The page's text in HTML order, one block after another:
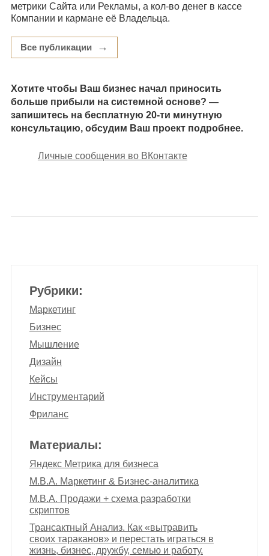
метрики Сайта или Рекламы, а кол-во денег в кассе
Компании и кармане её Владельца.
Все публикации →
Хотите чтобы Ваш бизнес начал приносить
больше прибыли на системной основе? —
запишитесь на бесплатную 20-ти минутную
консультацию, обсудим Ваш проект подробнее.
Личные сообщения во ВКонтакте
Рубрики:
Маркетинг
Бизнес
Мышление
Дизайн
Кейсы
Инструментарий
Фриланс
Материалы:
Яндекс Метрика для бизнеса
M.B.A. Маркетинг & Бизнес-аналитика
M.B.A. Продажи + схема разработки
скриптов
Трансактный Анализ. Как «вытравить
своих тараканов» и перестать играться в
жизнь, бизнес, дружбу, семью и работу.